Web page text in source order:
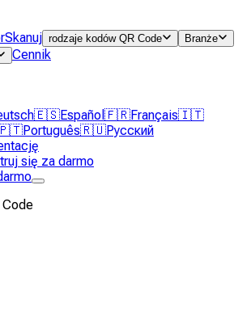
Skanuj rodzaje kodów QR Code
Branże
Cennik
🇪🇸Español 🇫🇷Français🇮🇹
Português🇷🇺Русский
się za darmo